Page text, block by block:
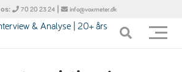
os: 70 20 23 24 | info@voxmeter.dk